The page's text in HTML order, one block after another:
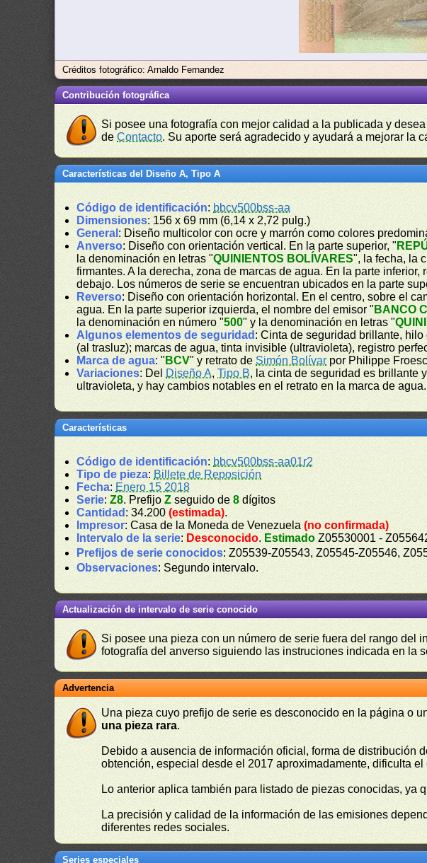
Créditos fotográfico: Arnaldo Fernandez
Contribución fotográfica
Si posee una fotografía con mejor calidad a la publicada y
deContacto. Su aporte será agradecido y ayudará a mejorar la
Características del Diseño A, Tipo A
Código de identificación: bbcv500bss-aa
Dimensiones: 156 x 69 mm (6,14 x 2,72 pulg.)
General : Diseño multicolor con ocre y marrón como colores
Anverso: Diseño con orientación vertical. En la parte superior, "
la denominación en letras "QUINIENTOS BOLÍVARES", la fecha, la
firmantes. A la derecha, zona de marcas de agua. En la parte inferior,
debajo. Los números de serie se encuentran ubicados en la parte
Reverso: Diseño con orientación horizontal. En el centro, sobre el
agua. En la parte superior izquierda, el nombre del emisor " BANCO
la denominación en número "500" y la denominación en letras "
Algunos elementos de seguridad : Cinta de seguridad brillante,
(al trasluz); marcas de agua, tinta invisible (ultravioleta), registro
Marca de agua: " BCV" y retrato de Simón Bolívar por Philippe
Variaciones: Del Diseño A,Tipo B, la cinta de seguridad es brillante
ultravioleta, y hay cambios notables en el retrato en la marca de agua.
Características
Código de identificación: bbcv500bss-aa01r2
Tipo de pieza: Billete de Reposición
Fecha: Enero 15 2018
Serie:Z8. PrefijoZ seguido de8 dígitos
Cantidad : 34.200(estimada).
Impresor: Casa de la Moneda de Venezuela(no confirmada)
Intervalo de la serie: Desconocido. Estimado Z05530001 -
Prefijos de serie conocidos: Z05539-Z05543, Z05545-Z05546,
Observaciones: Segundo intervalo.
Actualización de intervalo de serie conocido
Si posee una pieza con un número de serie fuera del rango del
fotografía del anverso siguiendo las instruciones indicada en la
Advertencia
Una pieza cuyo prefijo de serie es desconocido en la página o
una pieza rara.
Debido a ausencia de información oficial, forma de distribución
obtención, especial desde el 2017 aproximadamente, dificulta
Lo anterior aplica también para listado de piezas conocidas,
La precisión y calidad de la información de las emisiones
diferentes redes sociales.
Series especiales